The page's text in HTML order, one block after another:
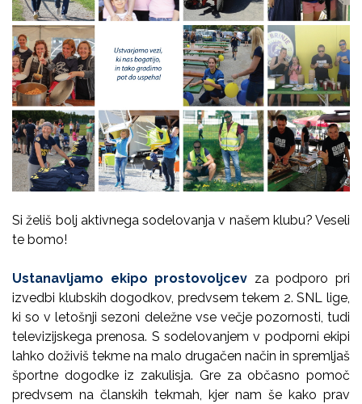
Si želiš bolj aktivnega sodelovanja v našem klubu? Veseli
te bomo!
Ustanavljamo ekipo prostovoljcev za podporo pri
izvedbi klubskih dogodkov, predvsem tekem 2. SNL lige,
ki so v letošnji sezoni deležne vse večje pozornosti, tudi
televizijskega prenosa. S sodelovanjem v podporni ekipi
lahko doživiš tekme na malo drugačen način in spremljaš
športne dogodke iz zakulisja. Gre za občasno pomoč
predvsem na članskih tekmah, kjer nam še kako prav